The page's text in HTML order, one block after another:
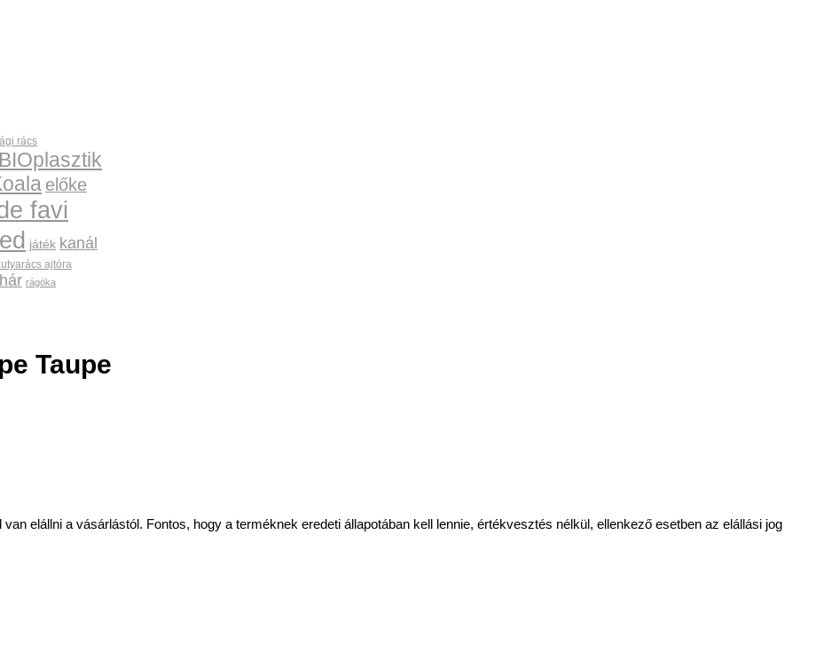
rács
BIOplasztik
előke
favi
játék kanál
ajtóra
rágóka
Taupe
elállni a vásárlástól. Fontos, hogy a terméknek eredeti állapotában kell lennie, értékvesztés nélkül, ellenkező esetben az elállási jog